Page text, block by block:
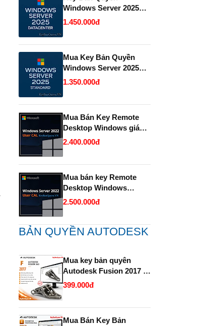
Windows Server 2025
Datacenter Vĩnh Viễn
1.450.000đ
Mua Key Bản Quyền
Windows Server 2025
Standard và Datacenter
1.350.000đ
Mua Bán Key Remote
Desktop Windows giá
rẻ- Uy tín.
2.400.000đ
Mua bán key Remote
Desktop Windows
Server bản quyền giá rẻ
- Uy Tín.
2.500.000đ
BẢN QUYỀN AUTODESK
Mua key bản quyên
Autodesk Fusion 2017 -
2028 chính hãng giá rẻ.
399.000đ
Mua Bán Key Bản